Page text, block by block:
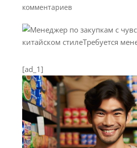
комментариев
[ad_1]